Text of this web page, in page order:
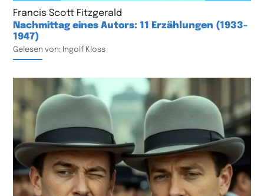
Francis Scott Fitzgerald
Nachmittag eines Autors: 11 Erzählungen (1933-
1947)
Gelesen von: Ingolf Kloss